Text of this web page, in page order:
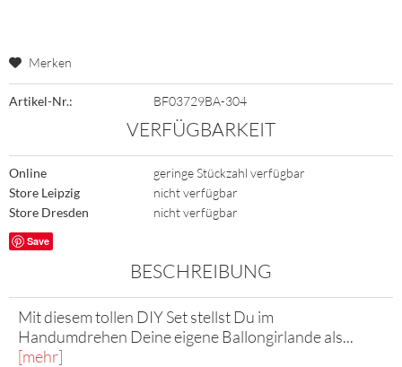
Merken
Artikel-Nr.: BF03729BA-304
VERFÜGBARKEIT
Online
geringe Stückzahl verfügbar
Store Leipzig
nicht verfügbar
Store Dresden
nicht verfügbar
Save
BESCHREIBUNG
Mit diesem tollen DIY Set stellst Du im
Handumdrehen Deine eigene Ballongirlande als...
[mehr]